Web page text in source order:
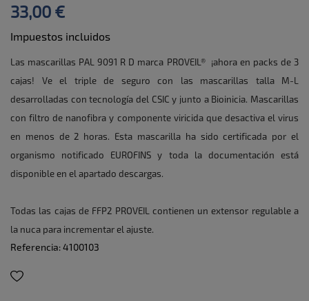
33,00 €
Impuestos incluidos
Las mascarillas PAL 9091 R D marca PROVEIL® ¡ahora en packs de 3
cajas! Ve el triple de seguro con las mascarillas talla M-L
desarrolladas con tecnología del CSIC y junto a Bioinicia. Mascarillas
con filtro de nanofibra y componente viricida que desactiva el virus
en menos de 2 horas. Esta mascarilla ha sido certificada por el
organismo notificado EUROFINS y toda la documentación está
disponible en el apartado descargas.
Todas las cajas de FFP2 PROVEIL contienen un extensor regulable a
la nuca para incrementar el ajuste.
Referencia:4100103